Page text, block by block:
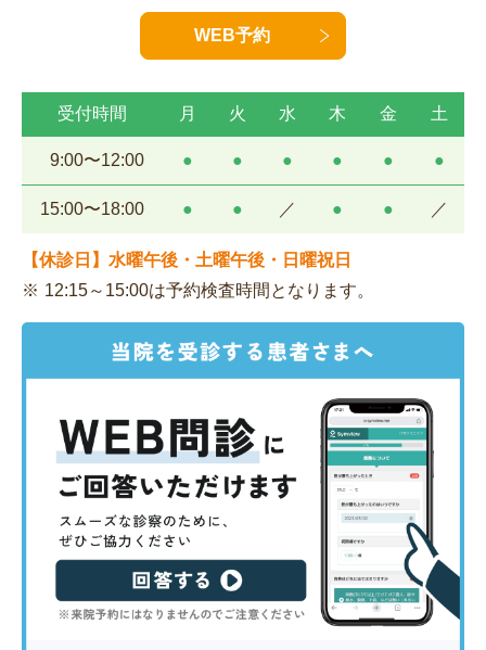
WEB予約
受付時間 月 火 水 木 金 土
9:00〜12:00 ● ● ● ● ● ●
15:00〜18:00 ● ● ／ ● ● ／
【休診日】水曜午後・土曜午後・日曜祝日
12:15～15:00は予約検査時間となります。